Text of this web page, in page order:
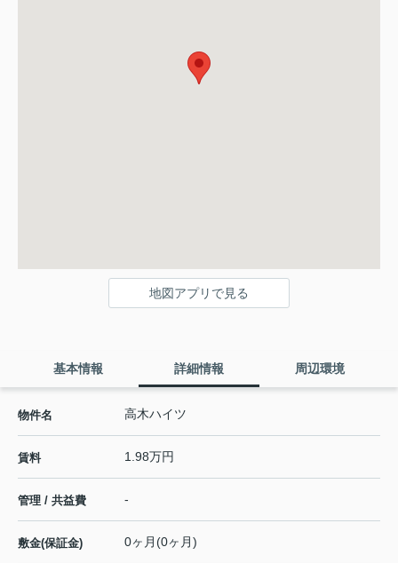
地図アプリで見る
基本情報 詳細情報 周辺環境
物件名 高木ハイツ
賃料 1.98万円
管理 / 共益費 -
敷金(保証金) 0ヶ月(0ヶ月)